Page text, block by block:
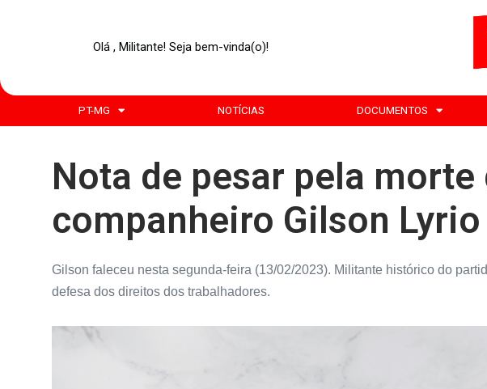
Olá , Militante! Seja bem-vinda(o)!
PT-MG NOTÍCIAS DOCUMENTOS
Nota de pesar pela morte
companheiro Gilson Lyrio
Gilson faleceu nesta segunda-feira (13/02/2023). Militante histórico do
defesa dos direitos dos trabalhadores.